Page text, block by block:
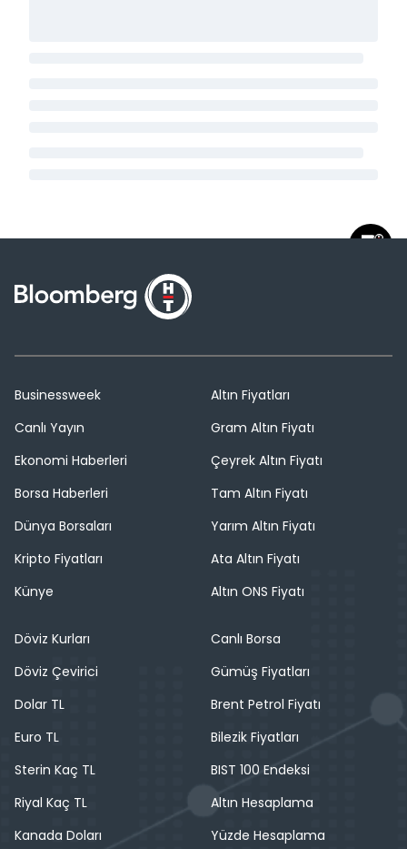
Businessweek
Canlı Yayın
Ekonomi Haberleri
Borsa Haberleri
Dünya Borsaları
Kripto Fiyatları
Künye
Altın Fiyatları
Gram Altın Fiyatı
Çeyrek Altın Fiyatı
Tam Altın Fiyatı
Yarım Altın Fiyatı
Ata Altın Fiyatı
Altın ONS Fiyatı
Döviz Kurları
Döviz Çevirici
Dolar TL
Euro TL
Sterin Kaç TL
Riyal Kaç TL
Kanada Doları
Canlı Borsa
Gümüş Fiyatları
Brent Petrol Fiyatı
Bilezik Fiyatları
BIST 100 Endeksi
Altın Hesaplama
Yüzde Hesaplama